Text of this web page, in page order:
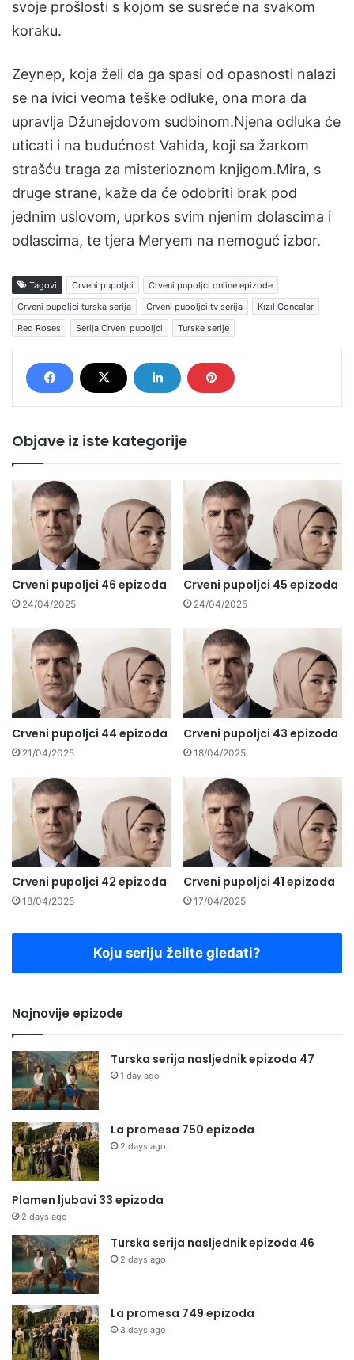
svoje prošlosti s kojom se susreće na svakom
koraku.
Zeynep, koja želi da ga spasi od opasnosti nalazi
se na ivici veoma teške odluke, ona mora da
upravlja Džunejdovom sudbinom.Njena odluka će
uticati i na budućnost Vahida, koji sa žarkom
strašću traga za misterioznom knjigom.Mira, s
druge strane, kaže da će odobriti brak pod
jednim uslovom, uprkos svim njenim dolascima i
odlascima, te tjera Meryem na nemoguć izbor.
Tagovi Crveni pupoljci
Crveni pupoljci online epizode
Crveni pupoljci turska serija
Crveni pupoljci tv serija
Kızıl Goncalar
Red Roses
Serija Crveni pupoljci Turske serije
Objave iz iste kategorije
Crveni pupoljci 46 epizoda
24/04/2025
Crveni pupoljci 45 epizoda
24/04/2025
Crveni pupoljci 44 epizoda
21/04/2025
Crveni pupoljci 43 epizoda
18/04/2025
Crveni pupoljci 42 epizoda
18/04/2025
Crveni pupoljci 41 epizoda
17/04/2025
Koju seriju želite gledati?
Najnovije epizode
Turska serija nasljednik epizoda 47
1 day ago
La promesa 750 epizoda
2 days ago
Plamen ljubavi 33 epizoda
2 days ago
Turska serija nasljednik epizoda 46
2 days ago
La promesa 749 epizoda
3 days ago